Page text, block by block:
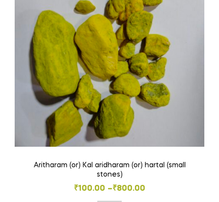
Aritharam (or) Kal aridharam (or) hartal (small
stones)
₹100.00 –₹800.00
Price